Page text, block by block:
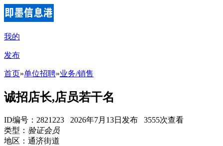
我的
发布
首页»单位招聘»业务/销售
诚招店长,店员若干名
ID编号：2821223 2026年7月13日发布 3555次查看
类型： 验证会员
地区：通济街道